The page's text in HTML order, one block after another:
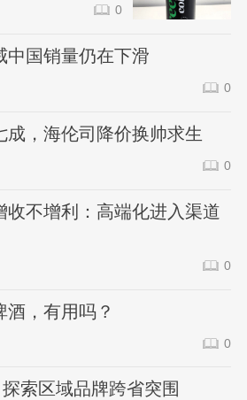
0
中国销量仍在下滑
0
成，海伦司降价换帅求生
0
收不增利：高端化进入渠道
0
，有用吗？
0
索区域品牌跨省突围